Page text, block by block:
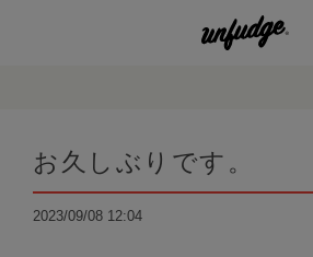
お久しぶりです。
2023/09/08 12:04